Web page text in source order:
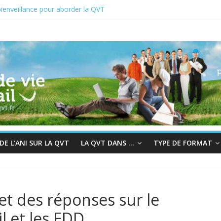
pour aborder la QVT
à la bienveillance
et QVT
L’ANI SUR LA QVT LA QVT DANS … TYPE DE FORMAT
des réponses sur le